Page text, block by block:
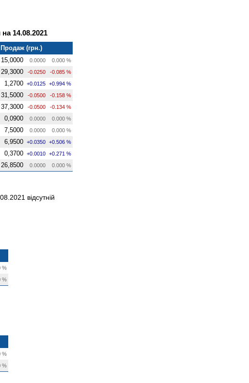
14.08.2021
Продаж (грн.)
15,0000 0.0000 0.000 %
29,3000 -0.0250 -0.085 %
1,2700 +0.0125 +0.994 %
31,5000 -0.0500 -0.158 %
37,3000 -0.0500 -0.134 %
0,0900 0.0000 0.000 %
7,5000 0.0000 0.000 %
6,9500 +0.0350 +0.506 %
0,3700 +0.0010 +0.271 %
26,8500 0.0000 0.000 %
відсутній
%
%
%
%